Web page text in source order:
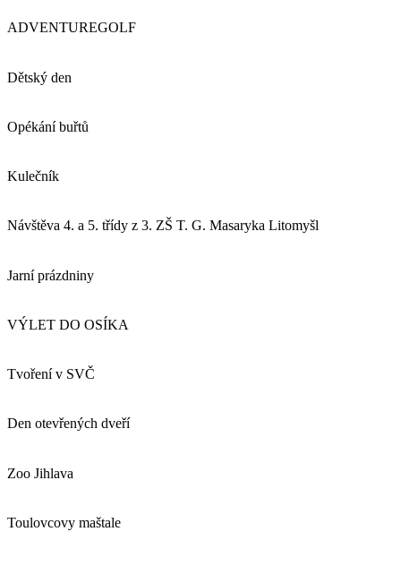
ADVENTUREGOLF
Dětský den
Opékání buřtů
Kulečník
Návštěva 4. a 5. třídy z 3. ZŠ T. G. Masaryka Litomyšl
Jarní prázdniny
VÝLET DO OSÍKA
Tvoření v SVČ
Den otevřených dveří
Zoo Jihlava
Toulovcovy maštale